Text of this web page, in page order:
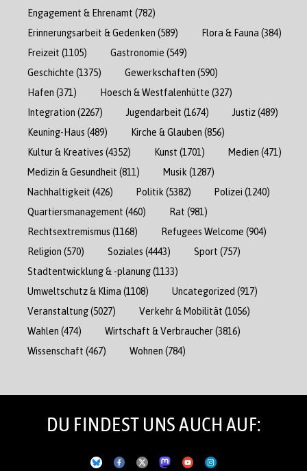
Engagement & Ehrenamt (782)
Erinnerungsarbeit & Gedenken (589) Flora & Fauna (384)
Freizeit (1105) Gastronomie (549)
Geschichte (1375) Gewerkschaften (590)
Hafen (371) Hoesch & Westfalenhütte (327)
Integration (2267) Jugendarbeit (1674) Justiz(489)
Keuning-Haus (489) Kirche & Glauben (856)
Kultur & Kreatives (4352) Kunst (1701) Medien (471)
Medizin & Gesundheit (811) Musik (1287)
Nachhaltigkeit (426) Politik (5382) Polizei (1240)
Quartiersmanagement (460) Rat (981)
Rechtsextremismus (1168) Refugees Welcome (904)
Religion (570) Soziales (4443) Sport (757)
Stadtentwicklung & -planung(1133)
Umweltschutz & Klima (1108) Uncategorized (917)
Veranstaltung(5027) Verkehr & Mobilität (1056)
Wahlen (474) Wirtschaft & Verbraucher(3816)
Wissenschaft (467) Wohnen (784)
DU FINDEST UNS AUCH AUF: